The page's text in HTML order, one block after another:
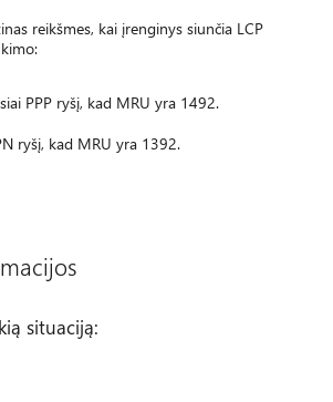
reikšmes, kai įrenginys siunčia LCP
PPP ryšį, kad MRU yra 1492.
ryšį, kad MRU yra 1392.
situaciją: